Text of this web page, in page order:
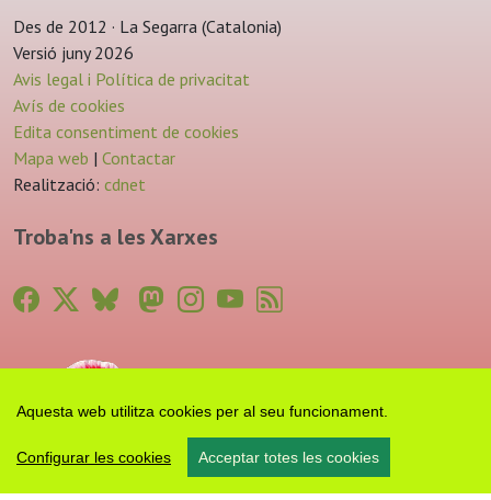
Aquesta web utilitza cookies per al seu funcionament.
Configurar les cookies Acceptar totes les cookies
Des de 2012 · La Segarra (Catalonia)
Versió juny 2026
Avis legal i Política de privacitat
Avís de cookies
Edita consentiment de cookies
Mapa web | Contactar
Realització: cdnet
Troba'ns a les Xarxes